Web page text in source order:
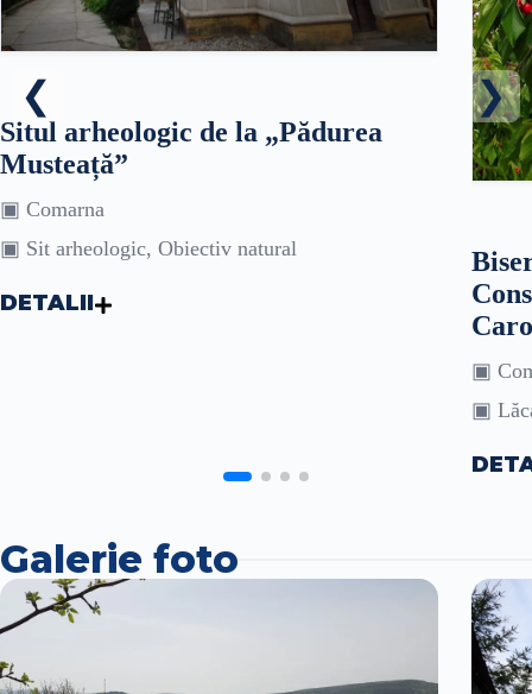
Situl arheologic de la „Pădurea
Musteață”
▣ Comarna
▣ Sit arheologic, Obiectiv natural
DETALII
▣
▣
Galerie foto